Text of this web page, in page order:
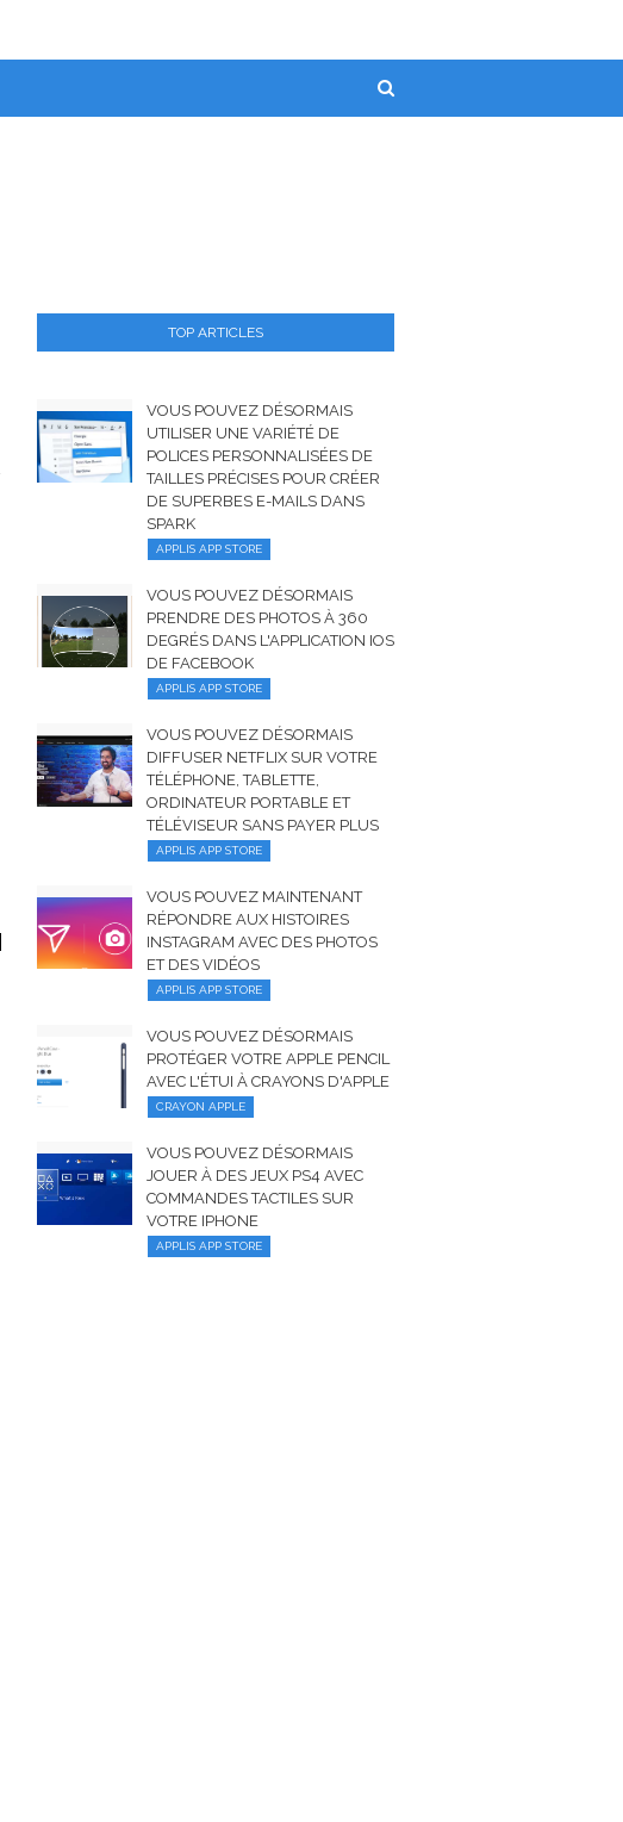
TOP ARTICLES
VOUS POUVEZ DÉSORMAIS
UTILISER UNE VARIÉTÉ DE
POLICES PERSONNALISÉES DE
TAILLES PRÉCISES POUR CRÉER
DE SUPERBES E-MAILS DANS
SPARK
APPLIS APP STORE
VOUS POUVEZ DÉSORMAIS
PRENDRE DES PHOTOS À 360
DEGRÉS DANS L'APPLICATION IOS
DE FACEBOOK
APPLIS APP STORE
VOUS POUVEZ DÉSORMAIS
DIFFUSER NETFLIX SUR VOTRE
TÉLÉPHONE, TABLETTE,
ORDINATEUR PORTABLE ET
TÉLÉVISEUR SANS PAYER PLUS
APPLIS APP STORE
VOUS POUVEZ MAINTENANT
RÉPONDRE AUX HISTOIRES
INSTAGRAM AVEC DES PHOTOS
ET DES VIDÉOS
APPLIS APP STORE
VOUS POUVEZ DÉSORMAIS
PROTÉGER VOTRE APPLE PENCIL
AVEC L'ÉTUI À CRAYONS D'APPLE
CRAYON APPLE
VOUS POUVEZ DÉSORMAIS
JOUER À DES JEUX PS4 AVEC
COMMANDES TACTILES SUR
VOTRE IPHONE
APPLIS APP STORE